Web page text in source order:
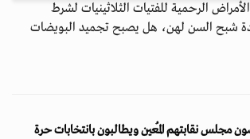
الرحمية للفتيات الثلاثينيات لشرط
شبح السن لهن، هل يصبح تجميد البويضات
مجلس نقابتهم المُعين ويطالبون بانتخابات حرة